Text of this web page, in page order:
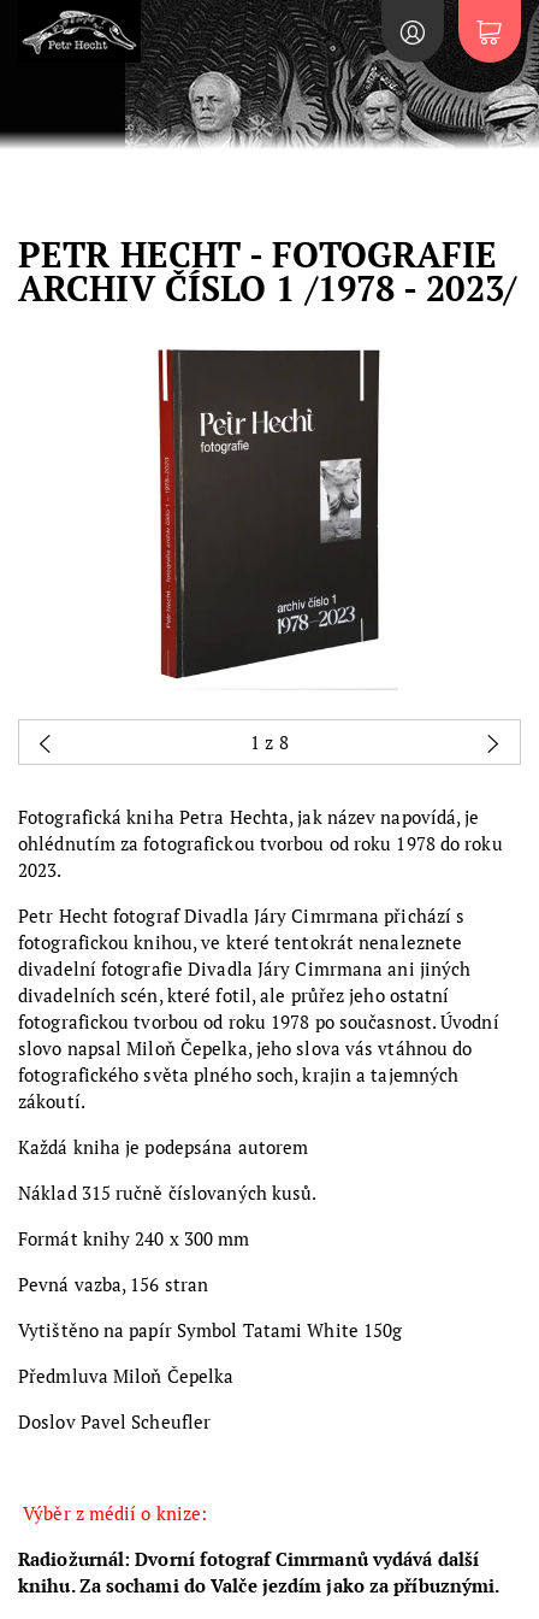
PETR HECHT - FOTOGRAFIE
ARCHIV ČÍSLO 1 /1978 - 2023/
Fotografická kniha Petra Hechta, jak název napovídá, je
ohlédnutím za fotografickou tvorbou od roku 1978 do roku
2023.
Petr Hecht fotograf Divadla Járy Cimrmana přichází s
fotografickou knihou, ve které tentokrát nenaleznete
divadelní fotografie Divadla Járy Cimrmana ani jiných
divadelních scén, které fotil, ale průřez jeho ostatní
fotografickou tvorbou od roku 1978 po současnost. Úvodní
slovo napsal Miloň Čepelka, jeho slova vás vtáhnou do
fotografického světa plného soch, krajin a tajemných
zákoutí.
Každá kniha je podepsána autorem
Náklad 315 ručně číslovaných kusů.
Formát knihy 240 x 300 mm
Pevná vazba, 156 stran
Vytištěno na papír Symbol Tatami White 150g
Předmluva Miloň Čepelka
Doslov Pavel Scheufler
Výběr z médií o knize:
Radiožurnál: Dvorní fotograf Cimrmanů vydává další
knihu. Za sochami do Valče jezdím jako za příbuznými.
1 z 8